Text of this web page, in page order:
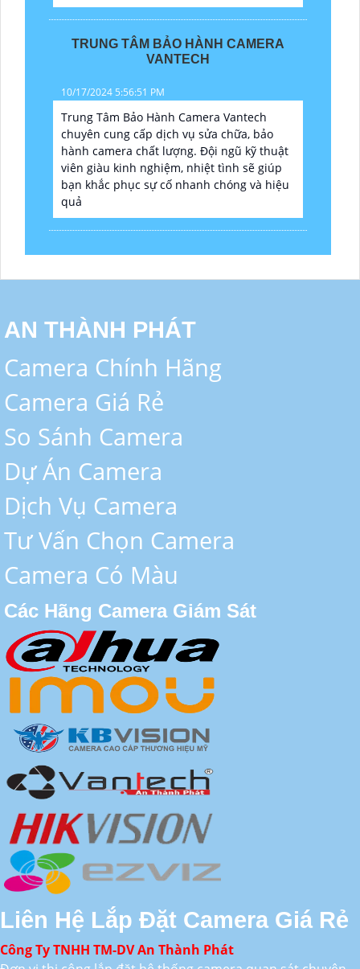
TRUNG TÂM BẢO HÀNH CAMERA
VANTECH
10/17/2024 5:56:51 PM
Trung Tâm Bảo Hành Camera Vantech
chuyên cung cấp dịch vụ sửa chữa, bảo
hành camera chất lượng. Đội ngũ kỹ thuật
viên giàu kinh nghiệm, nhiệt tình sẽ giúp
bạn khắc phục sự cố nhanh chóng và hiệu
quả
AN THÀNH PHÁT
Camera Chính Hãng
Camera Giá Rẻ
So Sánh Camera
Dự Án Camera
Dịch Vụ Camera
Tư Vấn Chọn Camera
Camera Có Màu
Các Hãng Camera Giám Sát
Liên Hệ Lắp Đặt Camera Giá Rẻ
Công Ty TNHH TM-DV An Thành Phát